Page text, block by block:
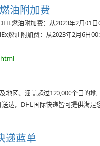
油附加费
燃油附加费：从2023年2月01
燃油附加费：从2023年2月6日
区、涵盖超过120,000个目的
达，DHL国际快递皆可提供满足
递蓝单